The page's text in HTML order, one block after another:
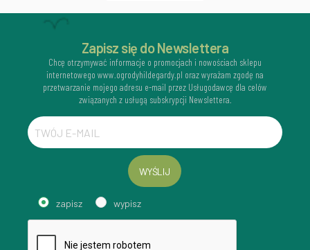
Zapisz się do Newslettera
Chcę otrzymywać informacje o promocjach i nowościach sklepu
internetowego www.ogrodyhildegardy.pl oraz wyrażam zgodę na
przetwarzanie mojego adresu e-mail przez Usługodawcę dla celów
związanych z usługą subskrypcji Newslettera.
WYŚLIJ
zapisz wypisz